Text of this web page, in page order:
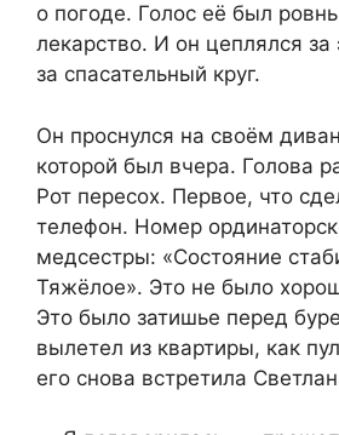
о погоде. Голос её был
лекарство. И он цеплялся за
за спасательный круг.
Он проснулся на своём
которой был вчера. Голова
Рот пересох. Первое, что
телефон. Номер
медсестры: «Состояние
Тяжёлое». Это не было
Это было затишье перед
вылетел из квартиры, как
его снова встретила